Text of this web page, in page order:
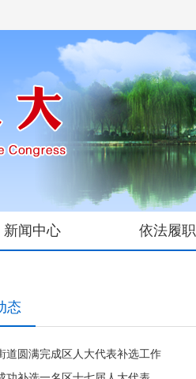
新闻中心 依法履职
态
道圆满完成区人大代表补选工作